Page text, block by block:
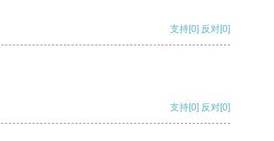
支持[0] 反对[0]
支持[0] 反对[0]